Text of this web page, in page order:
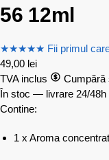
56 12ml
★★★★★ Fii primul
49,00 lei
TVA inclus
Cumpără
În stoc — livrare 24/48h
Contine:
1 x Aroma